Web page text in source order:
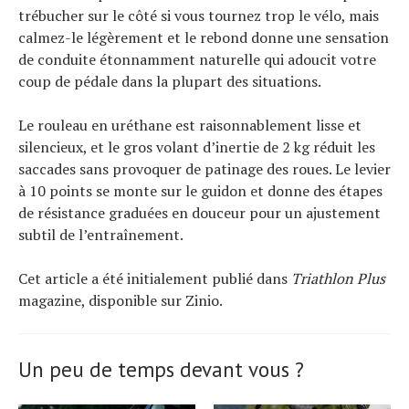
trébucher sur le côté si vous tournez trop le vélo, mais
calmez-le légèrement et le rebond donne une sensation
de conduite étonnamment naturelle qui adoucit votre
coup de pédale dans la plupart des situations.
Le rouleau en uréthane est raisonnablement lisse et
silencieux, et le gros volant d’inertie de 2 kg réduit les
saccades sans provoquer de patinage des roues. Le levier
à 10 points se monte sur le guidon et donne des étapes
de résistance graduées en douceur pour un ajustement
subtil de l’entraînement.
Cet article a été initialement publié dans Triathlon Plus
magazine, disponible sur Zinio.
Un peu de temps devant vous ?